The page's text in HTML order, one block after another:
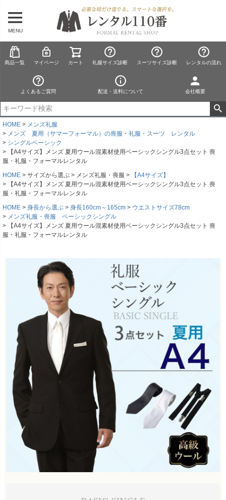
MENU
商品一覧 マイページ カート 礼服サイズ診断 スーツサイズ診断 レンタルの流れ
よくあるご質問 配送・送料について 会社概要
HOME
メンズ礼服
メンズ 夏用（サマーフォーマル）の喪服・礼服・スーツ レンタル
シングルベーシック
【A4サイズ】メンズ 夏用ウール混素材使用ベーシックシングル3点セット 喪
服・礼服・フォーマルレンタル
HOME
サイズから選ぶ メンズ礼服・喪服
【A4サイズ】
【A4サイズ】メンズ 夏用ウール混素材使用ベーシックシングル3点セット 喪
服・礼服・フォーマルレンタル
HOME
身長から選ぶ 身長160cm～165cm
ウエストサイズ78cm
メンズ礼服・喪服 ベーシックシングル
【A4サイズ】メンズ 夏用ウール混素材使用ベーシックシングル3点セット 喪
服・礼服・フォーマルレンタル